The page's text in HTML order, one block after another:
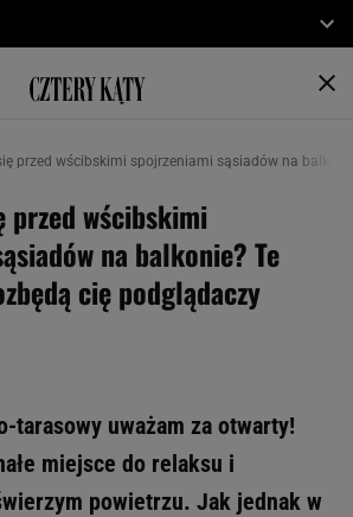
przed wścibskimi spojrzeniami sąsiadów na
przed wścibskimi
na balkonie? Te
cię podglądaczy
tarasowy uważam za otwarty!
miejsce do relaksu i
powietrzu. Jak jednak w